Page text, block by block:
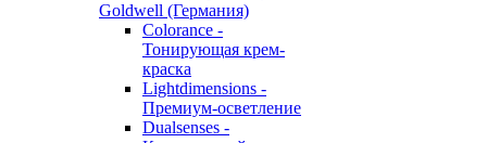
Goldwell (Германия)
Colorance -
Тонирующая крем-
краска
Lightdimensions -
Премиум-осветление
Dualsenses -